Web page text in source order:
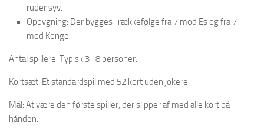
ruder syv.
Opbygning: Der bygges i rækkefølge fra 7 mod Es og fra 7
mod Konge.
Antal spillere: Typisk 3–8 personer.
Kortsæt: Et standardspil med 52 kort uden jokere.
Mål: At være den første spiller, der slipper af med alle kort på
hånden.